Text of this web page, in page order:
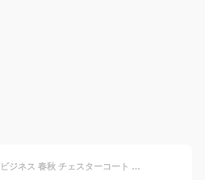
[ベンケ] コート メンズ ビジネス 春秋 チェスターコート 暖かい カジュアル スーツ ロング ウール 秋服 アウター 裏地あり 防寒（グレー2XL）